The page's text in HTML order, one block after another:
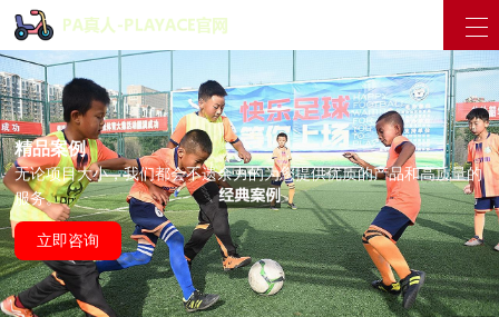
精品案例
无论项目大小，我们都会不遗余力的为您提供优质的产品和高质量的
服务。
立即咨询